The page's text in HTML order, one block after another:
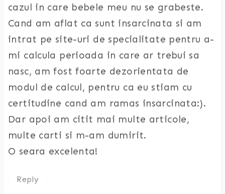
cazul in care bebele meu nu se grabeste.
Cand am aflat ca sunt insarcinata si am
intrat pe site-uri de specialitate pentru a-
mi calcula perioada in care ar trebui sa
nasc, am fost foarte dezorientata de
modul de calcul, pentru ca eu stiam cu
certitudine cand am ramas insarcinata:).
Dar apoi am citit mai multe articole,
multe carti si m-am dumirit.
O seara excelenta!
Reply